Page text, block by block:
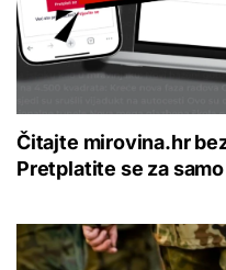
Čitajte mirovina.hr
Pretplatite se za